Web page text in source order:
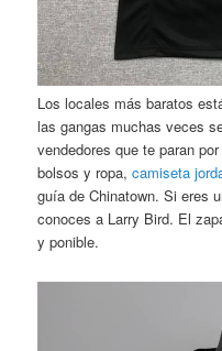
Los locales más baratos
las gangas muchas veces
vendedores que te paran
bolsos y ropa,camiseta
guía de Chinatown. Si eres
conoces a Larry Bird. El
y ponible.